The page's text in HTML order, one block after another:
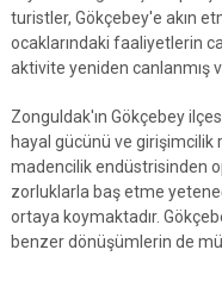
turistler, Gökçebey'e akın
ocaklarındaki faaliyetlerin
aktivite yeniden canlanmış
Zonguldak'ın Gökçebey
hayal gücünü ve girişimcilik
madencilik endüstrisinden
zorluklarla baş etme
ortaya koymaktadır.
benzer dönüşümlerin de